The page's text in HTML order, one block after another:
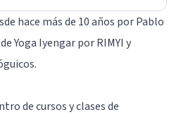
hace más de 10 años por Pablo
Yoga Iyengar por RIMYI y
de cursos y clases de